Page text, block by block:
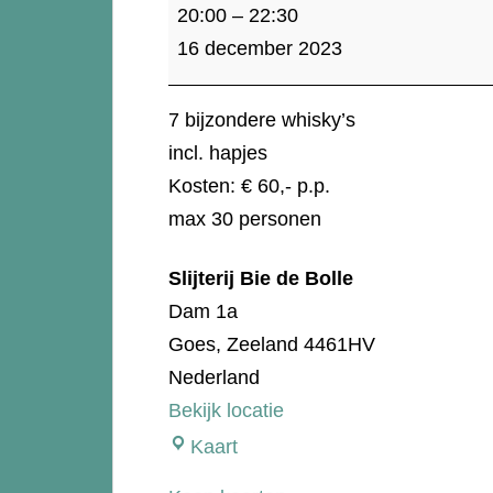
Masterclass
Whisky
20:00 – 22:30
16 december 2023
7 bijzondere whisky’s
incl. hapjes
Kosten: € 60,- p.p.
max 30 personen
Slijterij Bie de Bolle
Dam 1a
Goes, Zeeland 4461HV
Nederland
Bekijk locatie
KaartSlijterij